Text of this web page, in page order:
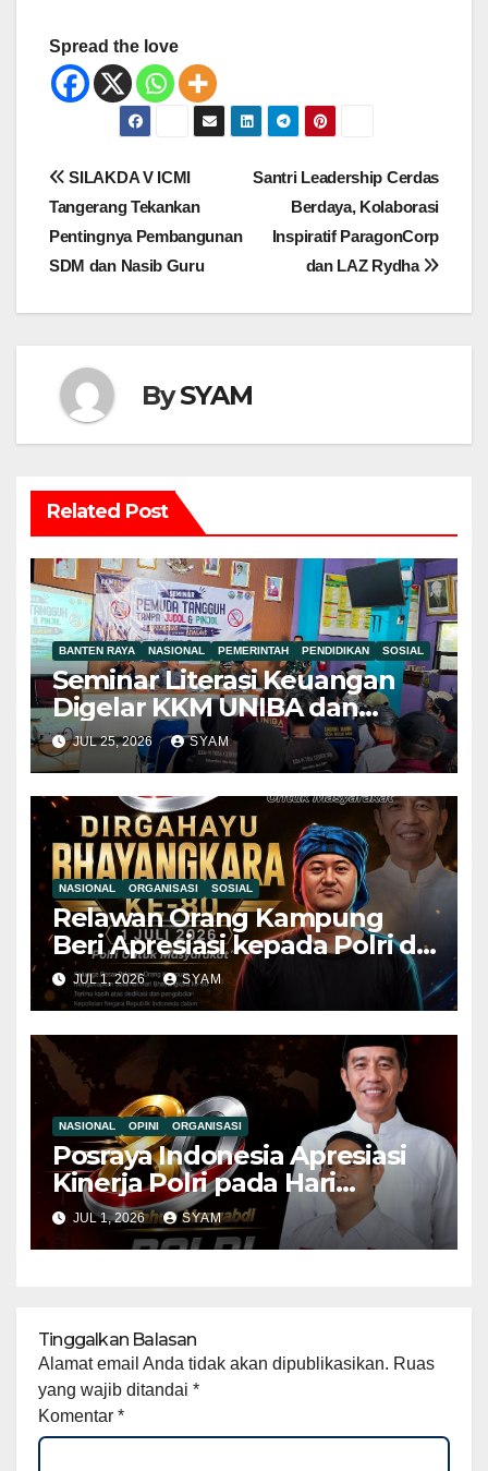
Spread the love
Navigasi
Santri Leadership Cerdas
Berdaya, Kolaborasi
Inspiratif ParagonCorp
dan LAZ Rydha
SILAKDA V ICMI
Tangerang Tekankan
Pentingnya Pembangunan
SDM dan Nasib Guru
BySYAM
Related Post
BANTEN RAYA NASIONAL PEMERINTAH PENDIDIKAN SOSIAL
Seminar Literasi Keuangan
Digelar KKM UNIBA dan
Pemdes Mekar Baru,
Pemuda Diajak Jauhi Judol
dan Pinjol Ilegal Mahasiswa
KKM UNIBA Ajak Pemuda
JUL 25, 2026 SYAM
NASIONAL ORGANISASI SOSIAL
Relawan Orang Kampung
Beri Apresiasi kepada Polri di
Hari Bhayangkara ke-80, Nilai
Sinergitas Penegakan
Hukum Semakin Kuat
JUL 1, 2026 SYAM
NASIONAL OPINI ORGANISASI
Posraya Indonesia Apresiasi
Kinerja Polri pada Hari
Bhayangkara ke-80, Dorong
Penguatan Sinergitas Demi
JUL 1, 2026 SYAM
Tinggalkan Balasan
Alamat email Anda tidak akan dipublikasikan. Ruas
yang wajib ditandai *
Komentar *